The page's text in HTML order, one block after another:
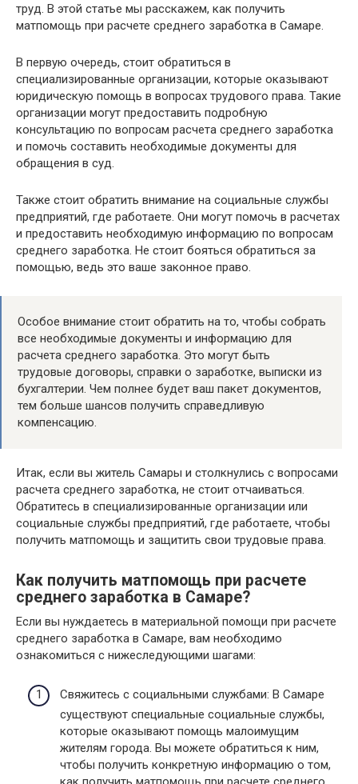
труд. В этой статье мы расскажем, как получить
матпомощь при расчете среднего заработка в Самаре.
В первую очередь, стоит обратиться в
специализированные организации, которые оказывают
юридическую помощь в вопросах трудового права. Такие
организации могут предоставить подробную
консультацию по вопросам расчета среднего заработка
и помочь составить необходимые документы для
обращения в суд.
Также стоит обратить внимание на социальные службы
предприятий, где работаете. Они могут помочь в расчетах
и предоставить необходимую информацию по вопросам
среднего заработка. Не стоит бояться обратиться за
помощью, ведь это ваше законное право.
Особое внимание стоит обратить на то, чтобы собрать
все необходимые документы и информацию для
расчета среднего заработка. Это могут быть
трудовые договоры, справки о заработке, выписки из
бухгалтерии. Чем полнее будет ваш пакет документов,
тем больше шансов получить справедливую
компенсацию.
Итак, если вы житель Самары и столкнулись с вопросами
расчета среднего заработка, не стоит отчаиваться.
Обратитесь в специализированные организации или
социальные службы предприятий, где работаете, чтобы
получить матпомощь и защитить свои трудовые права.
Как получить матпомощь при расчете
среднего заработка в Самаре?
Если вы нуждаетесь в материальной помощи при расчете
среднего заработка в Самаре, вам необходимо
ознакомиться с нижеследующими шагами:
Свяжитесь с социальными службами: В Самаре
существуют специальные социальные службы,
которые оказывают помощь малоимущим
жителям города. Вы можете обратиться к ним,
чтобы получить конкретную информацию о том,